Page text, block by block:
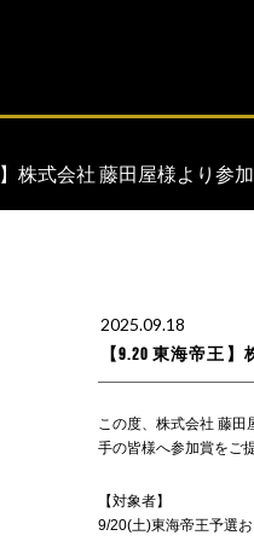
株式会社 藤田屋様より参
2025.09.18
【9.20 東海帝王
この度、株式会社 藤
手の皆様へ参加賞をご
【対象者】
9/20(土)東海帝王予選